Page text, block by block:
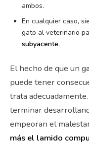
ambos.
En cualquier caso,
gato al veterinario
subyacente.
El hecho de que un
puede tener
trata
terminar
empeoran el
más el lamido